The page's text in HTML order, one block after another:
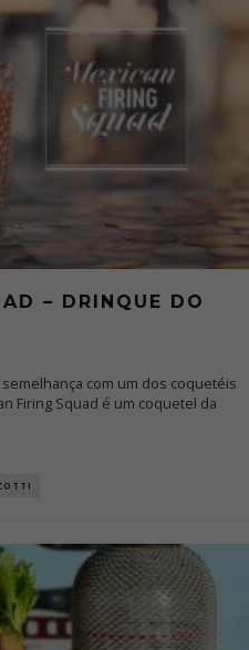
– DRINQUE DO
com um dos coquetéis
Firing Squad é um coquetel da